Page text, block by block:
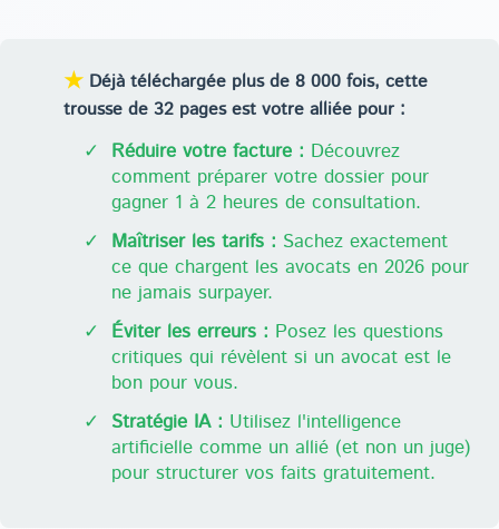
★ Déjà téléchargée plus de 8 000 fois, cette
trousse de 32 pages est votre alliée pour :
✓ Réduire votre facture : Découvrez
comment préparer votre dossier pour
gagner 1 à 2 heures de consultation.
✓ Maîtriser les tarifs : Sachez exactement
ce que chargent les avocats en 2026 pour
ne jamais surpayer.
✓ Éviter les erreurs : Posez les questions
critiques qui révèlent si un avocat est le
bon pour vous.
✓ Stratégie IA : Utilisez l'intelligence
artificielle comme un allié (et non un juge)
pour structurer vos faits gratuitement.